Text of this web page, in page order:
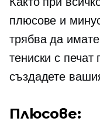
плюсове и
трябва да
тениски с печат
създадете
Плюсове: